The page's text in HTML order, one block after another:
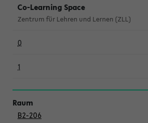
Co-Learning Space
Zentrum für Lehren und Lernen (ZLL)
0
1
B2-206